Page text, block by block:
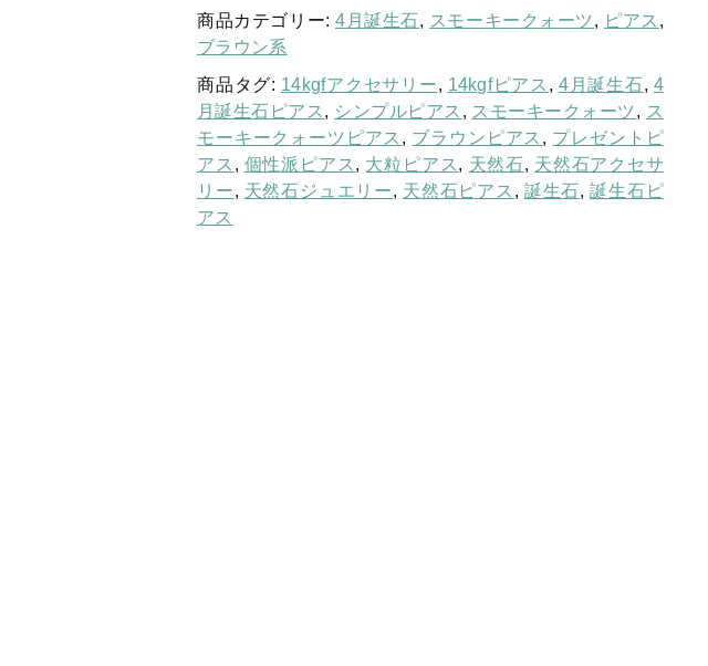
ン
プ
ス
モ
ー
キ
ー
ク
商品カテゴリー: 4月誕生石, スモーキークォーツ , ピアス ,
ブラウン系
商品タグ: 14kgfアクセサリー, 14kgfピアス , 4月誕生石, 4
月誕生石ピアス , シンプルピアス , スモーキークォーツ , ス
モーキークォーツピアス , ブラウンピアス , プレゼントピ
アス , 個性派ピアス , 大粒ピアス , 天然石, 天然石アクセサ
リー, 天然石ジュエリー, 天然石ピアス , 誕生石,誕生石ピ
アス